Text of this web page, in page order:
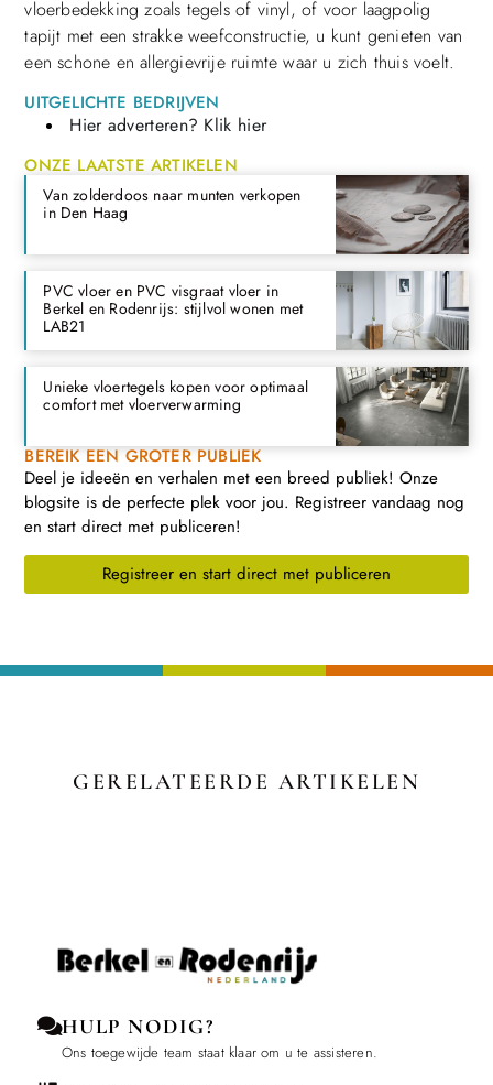
vloerbedekking zoals tegels of vinyl, of voor laagpolig
tapijt met een strakke weefconstructie, u kunt genieten van
een schone en allergievrije ruimte waar u zich thuis voelt.
UITGELICHTE BEDRIJVEN
Hier adverteren? Klik hier
ONZE LAATSTE ARTIKELEN
Van zolderdoos naar munten verkopen
in Den Haag
PVC vloer en PVC visgraat vloer in
Berkel en Rodenrijs: stijlvol wonen met
LAB21
Unieke vloertegels kopen voor optimaal
comfort met vloerverwarming
BEREIK EEN GROTER PUBLIEK
Deel je ideeën en verhalen met een breed publiek! Onze
blogsite is de perfecte plek voor jou. Registreer vandaag nog
en start direct met publiceren!
Registreer en start direct met publiceren
GERELATEERDE ARTIKELEN
HULP NODIG?
Ons toegewijde team staat klaar om u te assisteren.